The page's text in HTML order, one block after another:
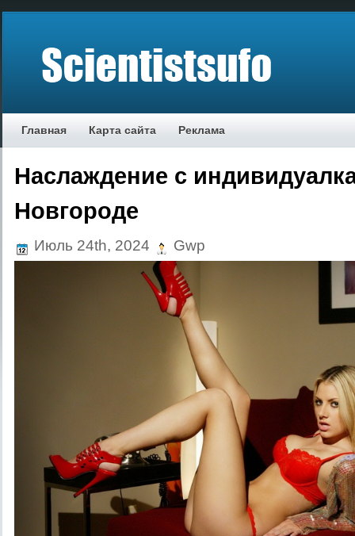
Главная Карта сайта Реклама
Наслаждение с
Новгороде
Июль 24th, 2024 Gwp